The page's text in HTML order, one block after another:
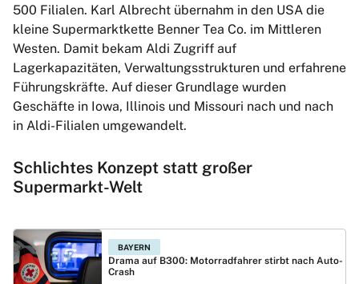
500 Filialen. Karl Albrecht übernahm in den USA die
kleine Supermarktkette Benner Tea Co. im Mittleren
Westen. Damit bekam Aldi Zugriff auf
Lagerkapazitäten, Verwaltungsstrukturen und erfahrene
Führungskräfte. Auf dieser Grundlage wurden
Geschäfte in Iowa, Illinois und Missouri nach und nach
in Aldi-Filialen umgewandelt.
Schlichtes Konzept statt großer
Supermarkt-Welt
BAYERN
Drama auf B300: Motorradfahrer stirbt nach Auto-
Crash